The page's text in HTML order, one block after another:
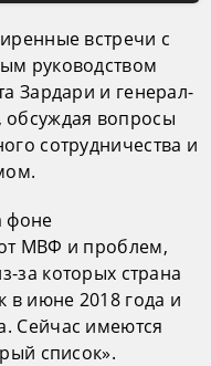
встречи с
руководством
Зардари и генерал-
вопросы
сотрудничества и
фоне
МВФ и проблем,
за которых страна
в июне 2018 года и
Сейчас имеются
список».